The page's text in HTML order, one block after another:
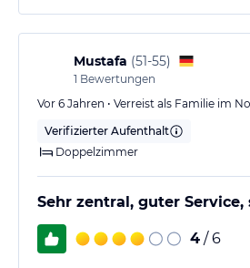
Mustafa (51-55)
1 Bewertungen
Vor 6 Jahren • Verreist als Familie im
Verifizierter Aufenthalt
Doppelzimmer
Sehr zentral, guter Service,
4 / 6